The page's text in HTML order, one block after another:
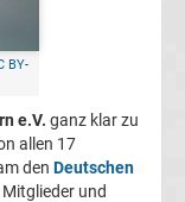
BY-
e.V. ganz klar zu
allen 17
den Deutschen
und